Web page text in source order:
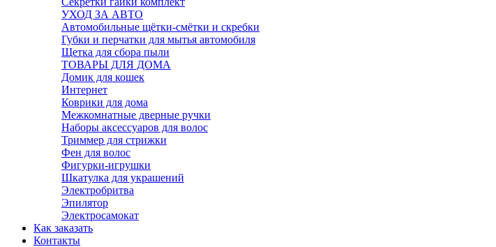
УХОД ЗА АВТО
Автомобильные щётки-смётки и скребки
Губки и перчатки для мытья автомобиля
Щетка для сбора пыли
ТОВАРЫ ДЛЯ ДОМА
Домик для кошек
Интернет
Коврики для дома
Межкомнатные дверные ручки
Наборы аксессуаров для волос
Триммер для стрижки
Фен для волос
Фигурки-игрушки
Шкатулка для украшений
Электробритва
Эпилятор
Электросамокат
Как заказать
Контакты